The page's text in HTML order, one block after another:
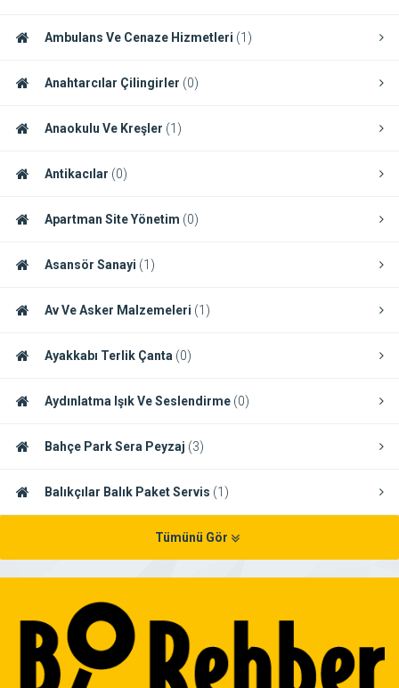
Ambulans Ve Cenaze Hizmetleri (1)
Anahtarcılar Çilingirler (0)
Anaokulu Ve Kreşler (1)
Antikacılar (0)
Apartman Site Yönetim (0)
Asansör Sanayi (1)
Av Ve Asker Malzemeleri (1)
Ayakkabı Terlik Çanta (0)
Aydınlatma Işık Ve Seslendirme (0)
Bahçe Park Sera Peyzaj (3)
Balıkçılar Balık Paket Servis (1)
Tümünü Gör